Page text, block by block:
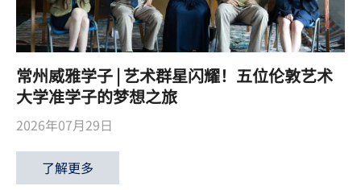
常州威雅学子 | 艺术群星闪耀！五位伦敦艺术
大学准学子的梦想之旅
2026年07月29日
了解更多